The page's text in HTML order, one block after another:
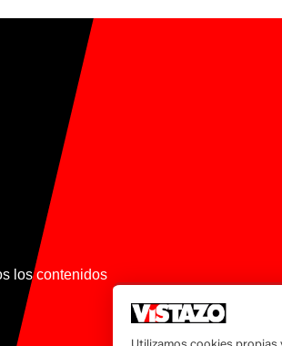
los contenidos